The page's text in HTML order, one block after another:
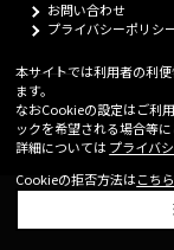
お問い合わせ
プライバシーポリシ
本サイトでは利用者の利
ます。
なおCookieの設定はご利
ックを希望される場合等に
詳細については プライバ
Cookieの拒否方法はこちら